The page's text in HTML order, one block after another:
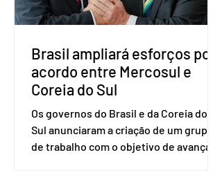
administração de empresas pela
Fundaç
Brasil ampliará esforços por
acordo entre Mercosul e
Coreia do Sul
Os governos do Brasil e da Coreia do
Sul anunciaram a criação de um grupo
de trabalho com o objetivo de avançar